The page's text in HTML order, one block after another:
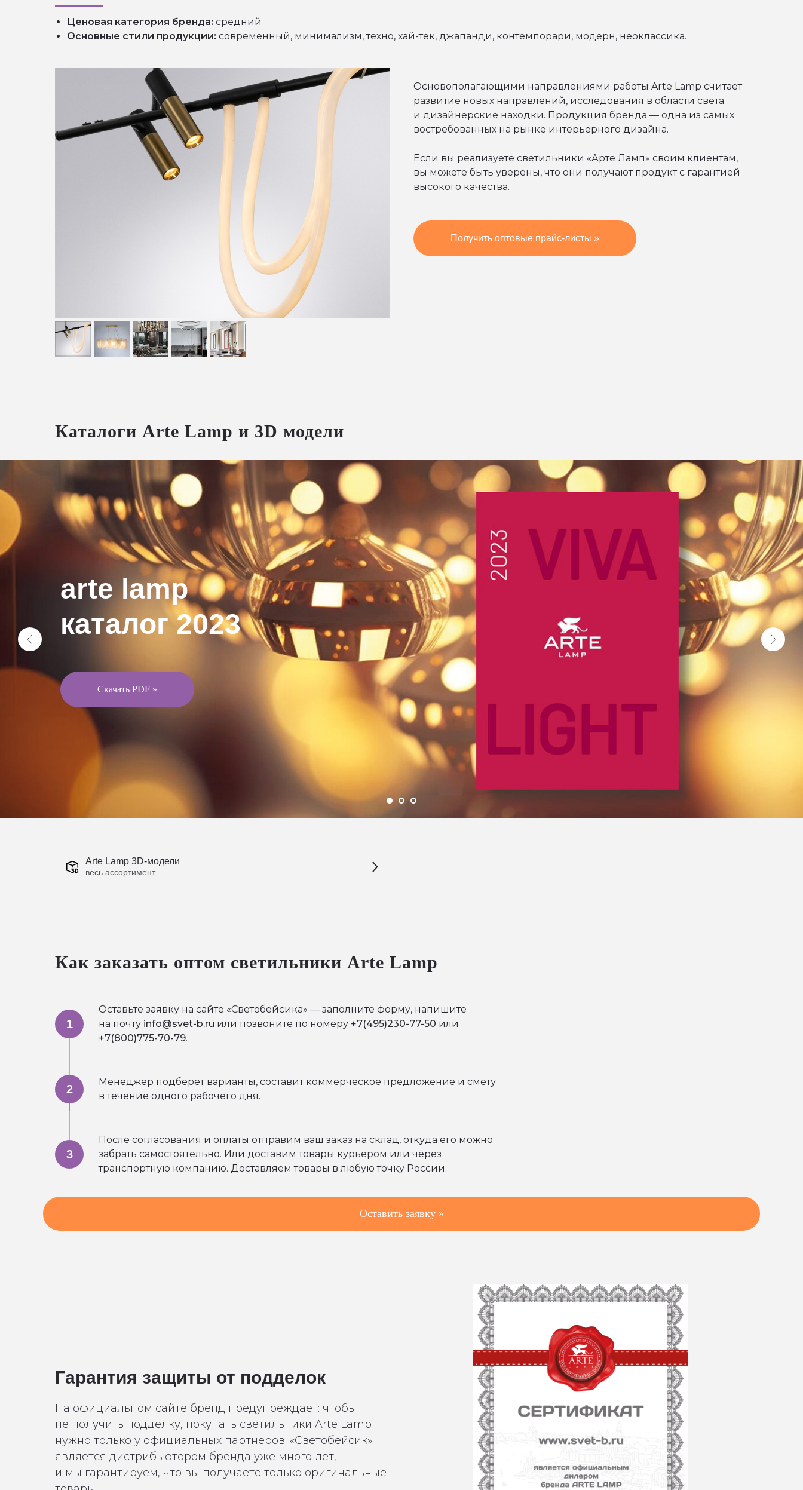
Ценовая категория бренда: средний
Основные стили продукции: современный, минимализм, техно, хай-тек, джапанди, контемпорари, модерн, неоклассика.
Основополагающими направлениями работы Arte Lamp считает
развитие новых направлений, исследования в области света
и дизайнерские находки. Продукция бренда — одна из самых
востребованных на рынке интерьерного дизайна.
Если вы реализуете светильники «Арте Ламп» своим клиентам,
вы можете быть уверены, что они получают продукт с гарантией
высокого качества.
Получить оптовые прайс-листы »
Каталоги Arte Lamp и 3D модели
arte lamp
каталог 2023
Скачать PDF »
Arte Lamp 3D-модели
весь ассортимент
Как заказать оптом светильники Arte Lamp
1
Оставьте заявку на сайте «Светобейсика» — заполните форму, напишите
на почту info@svet-b.ru или позвоните по номеру +7(495)230-77-50 или
+7(800)775-70-79.
2
Менеджер подберет варианты, составит коммерческое предложение и смету
в течение одного рабочего дня.
3
После согласования и оплаты отправим ваш заказ на склад, откуда его можно
забрать самостоятельно. Или доставим товары курьером или через
транспортную компанию. Доставляем товары в любую точку России.
Оставить заявку »
Гарантия защиты от подделок
На официальном сайте бренд предупреждает: чтобы
не получить подделку, покупать светильники Arte Lamp
нужно только у официальных партнеров. «Светобейсик»
является дистрибьютором бренда уже много лет,
и мы гарантируем, что вы получаете только оригинальные